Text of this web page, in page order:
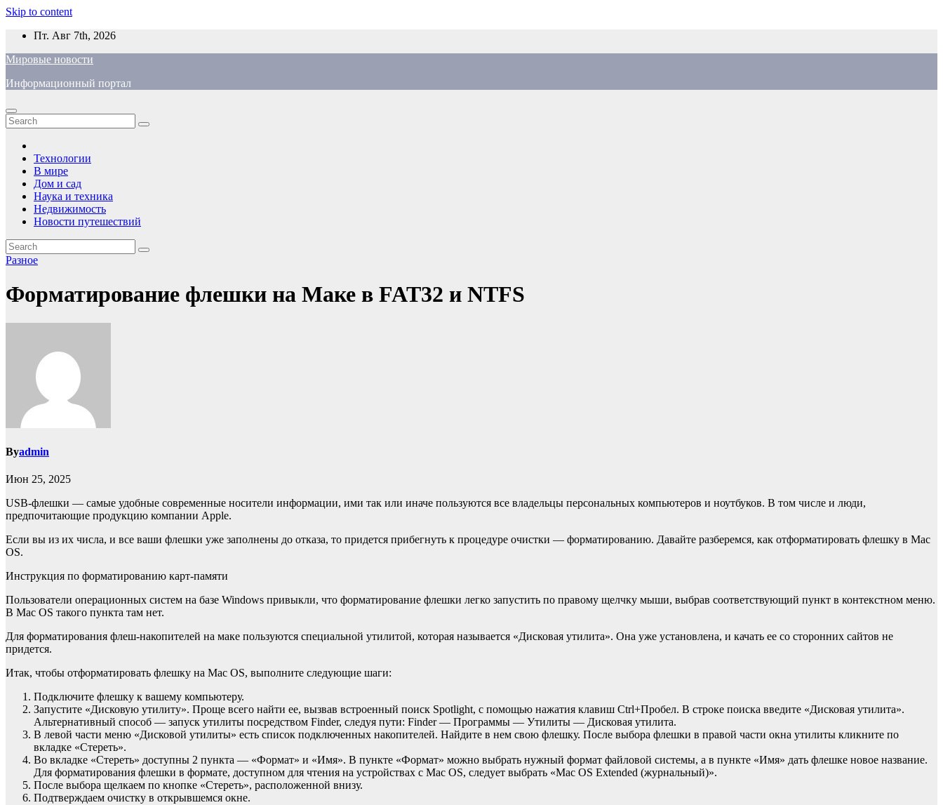
Skip to content
Пт. Авг 7th, 2026
Мировые новости
Информационный портал
Технологии
В мире
Дом и сад
Наука и техника
Недвижимость
Новости путешествий
Разное
Форматирование флешки на Маке в FAT32 и NTFS
Byadmin
Июн 25, 2025
USB-флешки — самые удобные современные носители информации, ими так или иначе пользуются все владельцы персональных компьютеров и ноутбуков. В том числе и люди,
предпочитающие продукцию компании Apple.
Если вы из их числа, и все ваши флешки уже заполнены до отказа, то придется прибегнуть к процедуре очистки — форматированию. Давайте разберемся, как отформатировать флешку в Mac
OS.
Инструкция по форматированию карт-памяти
Пользователи операционных систем на базе Windows привыкли, что форматирование флешки легко запустить по правому щелчку мыши, выбрав соответствующий пункт в контекстном меню.
В Mac OS такого пункта там нет.
Для форматирования флеш-накопителей на маке пользуются специальной утилитой, которая называется «Дисковая утилита». Она уже установлена, и качать ее со сторонних сайтов не
придется.
Итак, чтобы отформатировать флешку на Mac OS, выполните следующие шаги:
Подключите флешку к вашему компьютеру.
Запустите «Дисковую утилиту». Проще всего найти ее, вызвав встроенный поиск Spotlight, с помощью нажатия клавиш Ctrl+Пробел. В строке поиска введите «Дисковая утилита».
Альтернативный способ — запуск утилиты посредством Finder, следуя пути: Finder — Программы — Утилиты — Дисковая утилита.
В левой части меню «Дисковой утилиты» есть список подключенных накопителей. Найдите в нем свою флешку. После выбора флешки в правой части окна утилиты кликните по
вкладке «Стереть».
Во вкладке «Стереть» доступны 2 пункта — «Формат» и «Имя». В пункте «Формат» можно выбрать нужный формат файловой системы, а в пункте «Имя» дать флешке новое название.
Для форматирования флешки в формате, доступном для чтения на устройствах с Mac OS, следует выбрать «Mac OS Extended (журнальный)».
После выбора щелкаем по кнопке «Стереть», расположенной внизу.
Подтверждаем очистку в открывшемся окне.